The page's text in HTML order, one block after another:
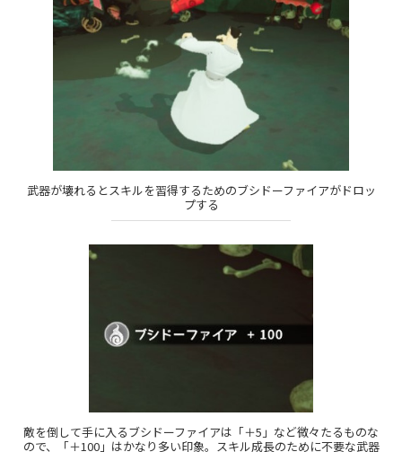
武器が壊れるとスキルを習得するためのブシドーファイアがドロッ
プする
敵を倒して手に入るブシドーファイアは「＋5」など微々たるものな
ので、「＋100」はかなり多い印象。スキル成長のために不要な武器